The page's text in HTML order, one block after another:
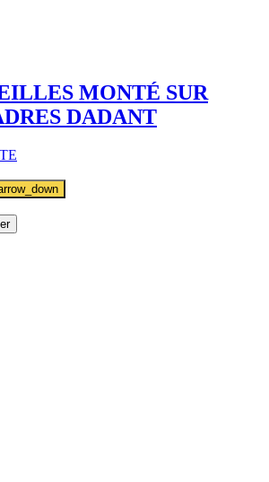
MONTÉ SUR
DADANT